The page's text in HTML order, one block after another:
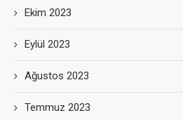
Ekim 2023
Eylül 2023
Ağustos 2023
Temmuz 2023